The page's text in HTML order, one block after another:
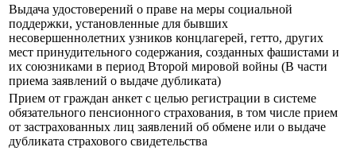
Выдача удостоверений о праве на меры социальной
поддержки, установленные для бывших
несовершеннолетних узников концлагерей, гетто, других
мест принудительного содержания, созданных фашистами и
их союзниками в период Второй мировой войны (В части
приема заявлений о выдаче дубликата)
Прием от граждан анкет с целью регистрации в системе
обязательного пенсионного страхования, в том числе прием
от застрахованных лиц заявлений об обмене или о выдаче
дубликата страхового свидетельства